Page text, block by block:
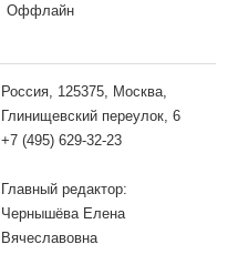
Оффлайн
Россия, 125375, Москва,
Глинищевский переулок, 6
+7 (495) 629-32-23
Главный редактор:
Чернышёва Елена
Вячеславовна